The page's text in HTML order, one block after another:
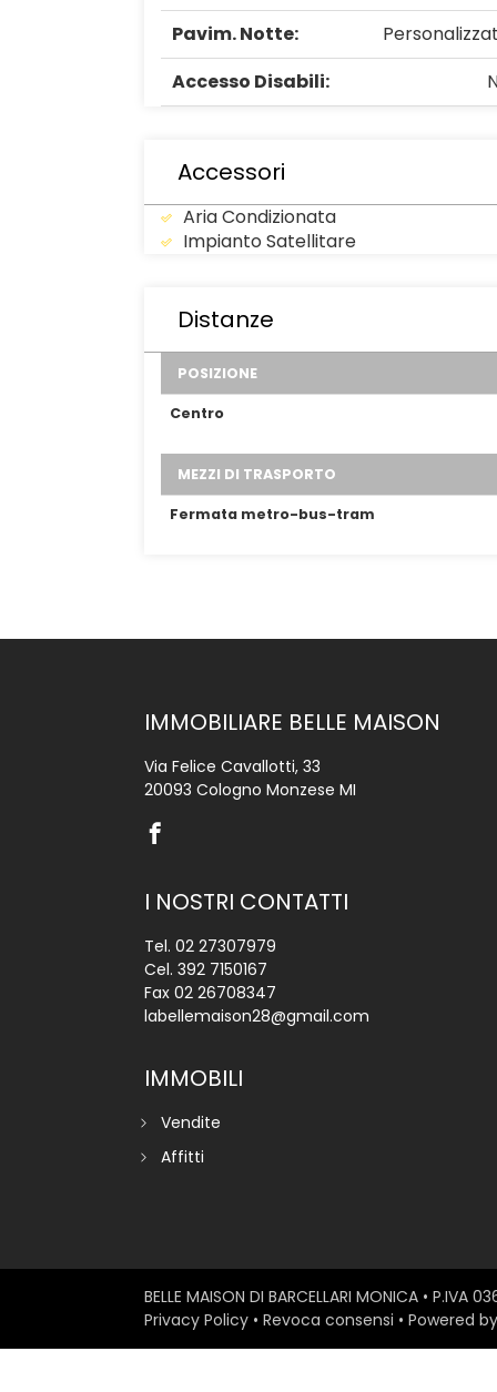
Pavim. Notte:
Accesso Disabili:
Accessori
Aria Condizionata
Impianto Satellitare
Distanze
POSIZIONE
Centro
MEZZI DI TRASPORTO
Fermata metro-bus-tram
IMMOBILIARE BELLE MAISON
Via Felice Cavallotti, 33
20093 Cologno Monzese MI
I NOSTRI CONTATTI
Tel. 02 27307979
Cel. 392 7150167
Fax 02 26708347
labellemaison28@gmail.com
IMMOBILI
Vendite
Affitti
BELLE MAISON DI BARCELLARI MONICA • P.IVA
Privacy Policy • Revoca consensi • Powered